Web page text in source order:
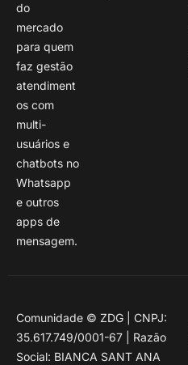
do
mercado
para quem
faz gestão
atendiment
os com
multi-
usuários e
chatbots no
Whatsapp
e outros
apps de
mensagem.
Comunidade © ZDG | CNPJ:
35.617.749/0001-67 | Razão
Social: BIANCA SANT ANA